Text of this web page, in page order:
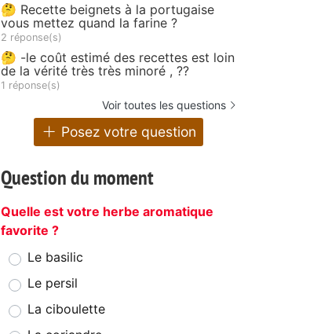
🤔 Recette beignets à la portugaise
vous mettez quand la farine ?
2 réponse(s)
🤔 -le coût estimé des recettes est loin
de la vérité très très minoré , ??
1 réponse(s)
Voir toutes les questions
Posez votre question
Question du moment
Quelle est votre herbe aromatique
favorite ?
Le basilic
Le persil
La ciboulette